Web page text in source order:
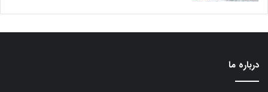
درباره ما